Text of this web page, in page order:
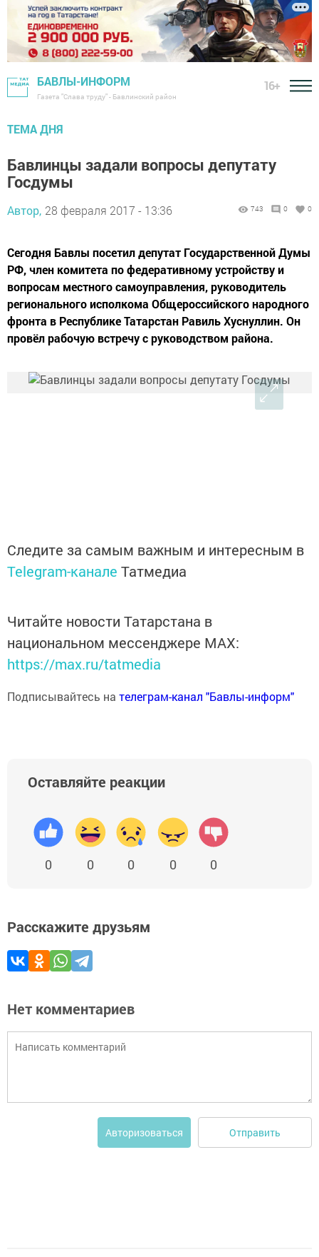
БАВЛЫ-ИНФОРМ
Газета "Слава труду" - Бавлинский район
16+
ТЕМА ДНЯ
Бавлинцы задали вопросы депутату
Госдумы
Автор, 28 февраля 2017 - 13:36 743 0 0
Сегодня Бавлы посетил депутат Государственной Думы
РФ, член комитета по федеративному устройству и
вопросам местного самоуправления, руководитель
регионального исполкома Общероссийского народного
фронта в Республике Татарстан Равиль Хуснуллин. Он
провёл рабочую встречу с руководством района.
Следите за самым важным и интересным в
Telegram-канале Татмедиа
Читайте новости Татарстана в
национальном мессенджере MАХ:
https://max.ru/tatmedia
Подписывайтесь на телеграм-канал "Бавлы-информ"
Оставляйте реакции
0 0 0 0 0
Расскажите друзьям
Нет комментариев
Авторизоваться Отправить